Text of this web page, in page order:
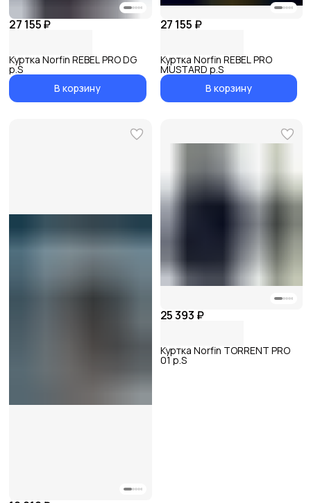
27 155 ₽
Куртка Norfin REBEL PRO DG
р.S
В корзину
27 155 ₽
Куртка Norfin REBEL PRO
MUSTARD р.S
В корзину
25 393 ₽
Куртка Norfin TORRENT PRO
01 р.S